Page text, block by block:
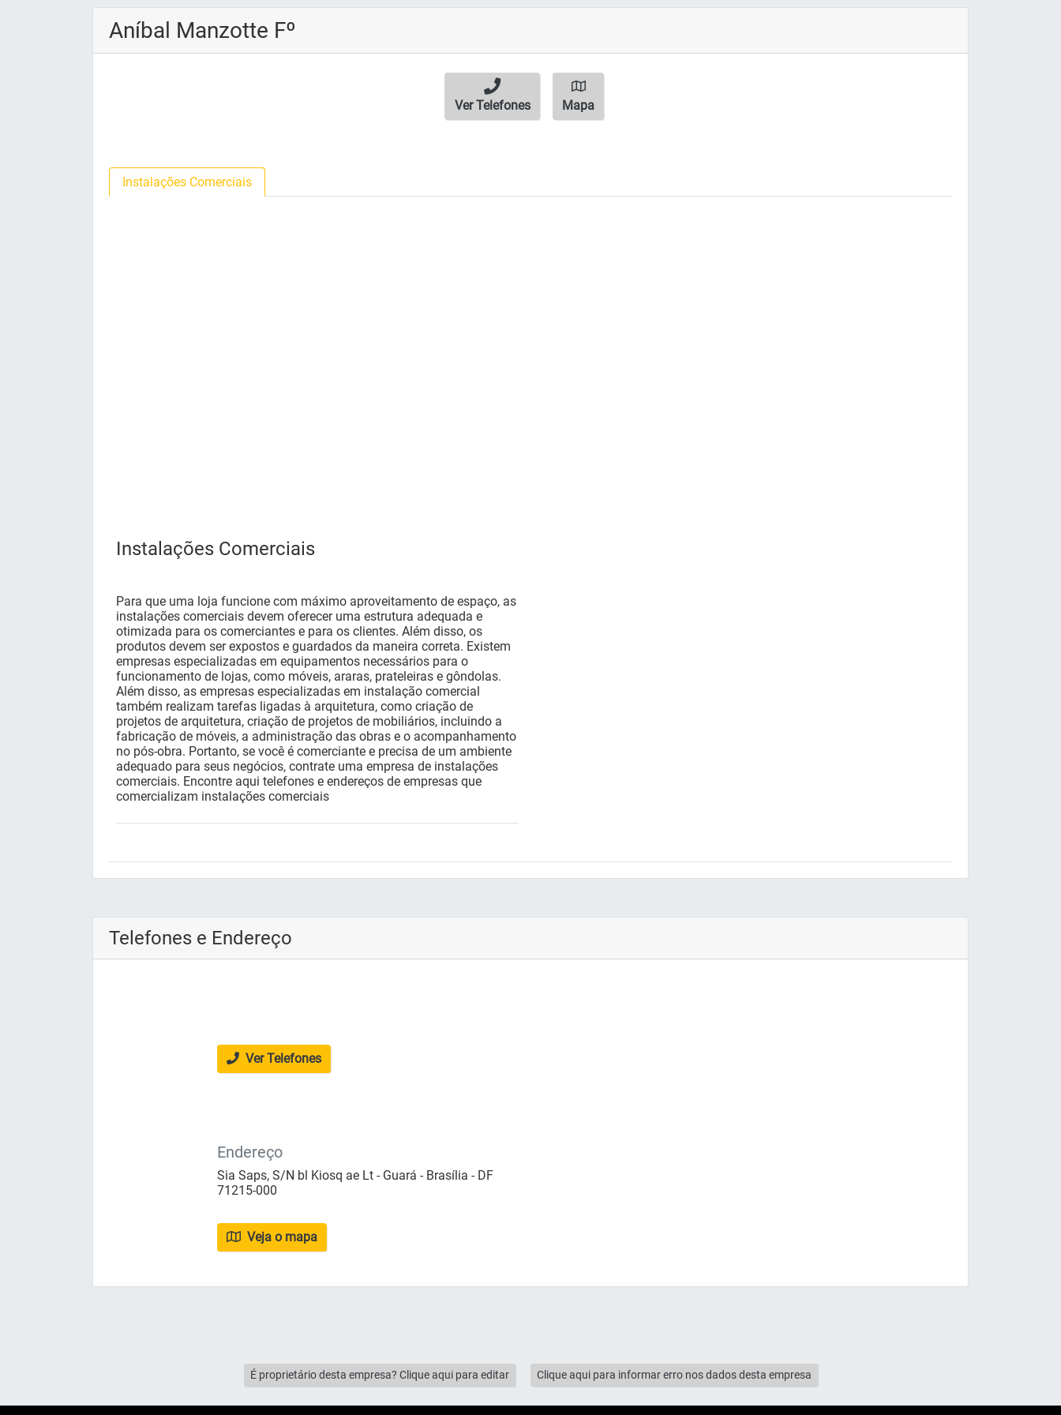
Aníbal Manzotte Fº
Ver Telefones Mapa
Instalações Comerciais
Instalações Comerciais
Para que uma loja funcione com máximo aproveitamento de espaço, as
instalações comerciais devem oferecer uma estrutura adequada e
otimizada para os comerciantes e para os clientes. Além disso, os
produtos devem ser expostos e guardados da maneira correta. Existem
empresas especializadas em equipamentos necessários para o
funcionamento de lojas, como móveis, araras, prateleiras e gôndolas.
Além disso, as empresas especializadas em instalação comercial
também realizam tarefas ligadas à arquitetura, como criação de
projetos de arquitetura, criação de projetos de mobiliários, incluindo a
fabricação de móveis, a administração das obras e o acompanhamento
no pós-obra. Portanto, se você é comerciante e precisa de um ambiente
adequado para seus negócios, contrate uma empresa de instalações
comerciais. Encontre aqui telefones e endereços de empresas que
comercializam instalações comerciais
Telefones e Endereço
Ver Telefones
Endereço
Sia Saps, S/N bl Kiosq ae Lt - Guará - Brasília - DF
71215-000
Veja o mapa
É proprietário desta empresa? Clique aqui para editar Clique aqui para informar erro nos dados desta empresa